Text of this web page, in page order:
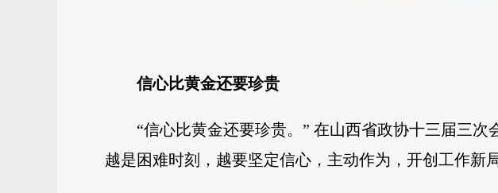
信心比黄金还要珍贵
“信心比黄金还要珍贵。” 在山西省政协十三届三
越是困难时刻，越要坚定信心，主动作为，开创工作新局